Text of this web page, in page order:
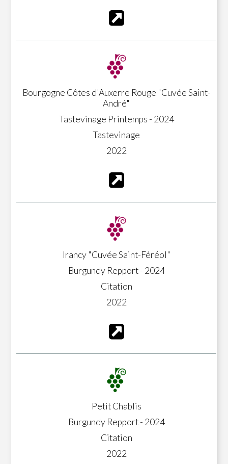
Bourgogne Côtes d'Auxerre Rouge "Cuvée Saint-
André"
Tastevinage Printemps - 2024
Tastevinage
2022
Irancy "Cuvée Saint-Féréol"
Burgundy Repport - 2024
Citation
2022
Petit Chablis
Burgundy Repport - 2024
Citation
2022